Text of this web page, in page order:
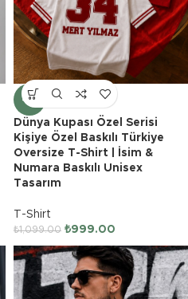
-9%
Dünya Kupası Özel Serisi
Kişiye Özel Baskılı Türkiye
Oversize T-Shirt | İsim &
Numara Baskılı Unisex
Tasarım
T-Shirt
₺1,099.00 ₺999.00